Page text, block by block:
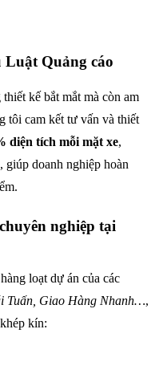
Luật Quảng cáo
kế bắt mắt mà còn am
tôi cam kết tư vấn và thiết
diện tích mỗi mặt xe,
giúp doanh nghiệp hoàn
nghiệp tại
loạt dự án của các
Tuấn, Giao Hàng Nhanh…,
kín: